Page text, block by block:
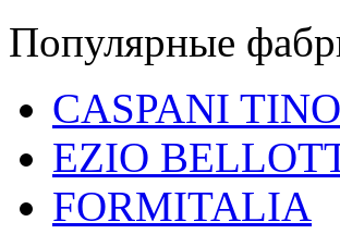
Популярные
CASPANI TINO
EZIO
FORMITALIA